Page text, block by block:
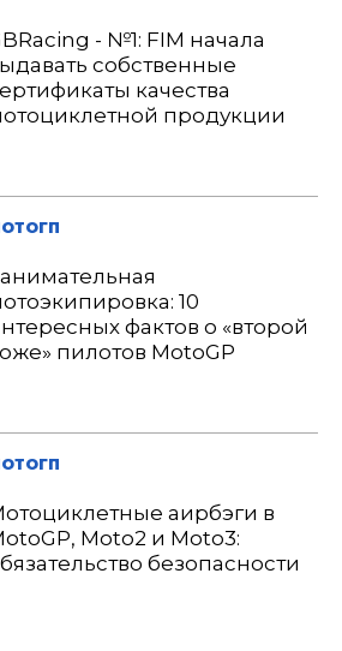
- №1: FIM начала
собственные
качества
продукции
10
фактов о «второй
пилотов MotoGP
аирбэги в
Moto2 и Moto3:
безопасности